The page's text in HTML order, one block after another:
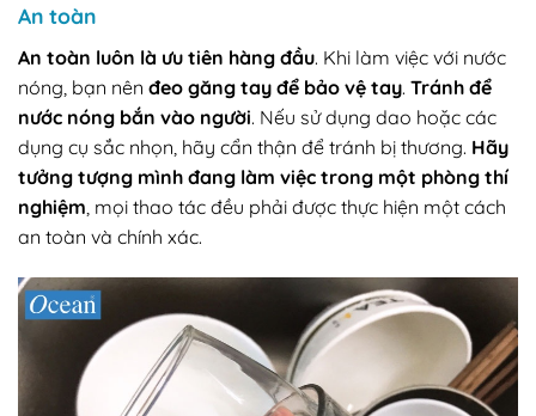
An toàn
An toàn luôn là ưu tiên hàng đầu. Khi làm việc với nước
nóng, bạn nên đeo găng tay để bảo vệ tay. Tránh để
nước nóng bắn vào người. Nếu sử dụng dao hoặc các
dụng cụ sắc nhọn, hãy cẩn thận để tránh bị thương. Hãy
tưởng tượng mình đang làm việc trong một phòng thí
nghiệm , mọi thao tác đều phải được thực hiện một cách
an toàn và chính xác.